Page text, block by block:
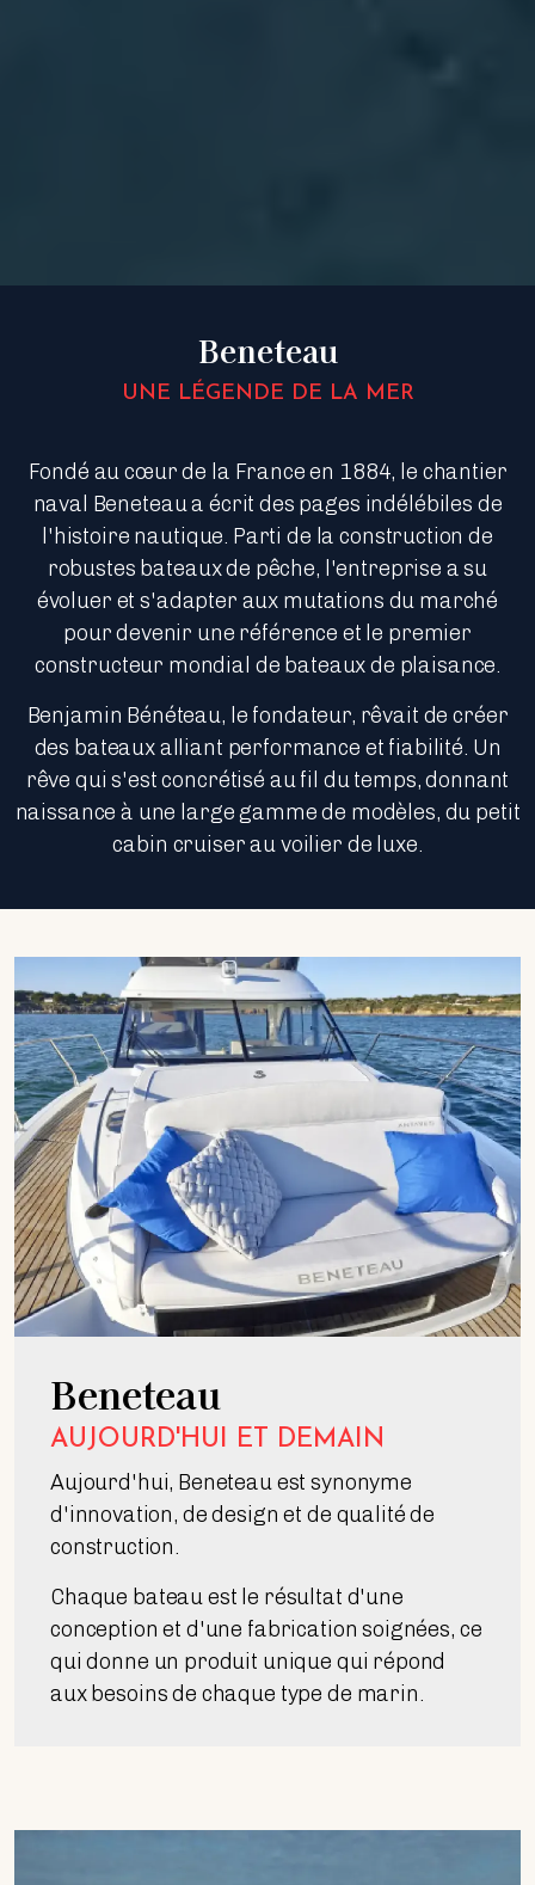
Beneteau
UNE LÉGENDE DE LA MER
Fondé au cœur de la France en 1884, le chantier
naval Beneteau a écrit des pages indélébiles de
l'histoire nautique. Parti de la construction de
robustes bateaux de pêche, l'entreprise a su
évoluer et s'adapter aux mutations du marché
pour devenir une référence et le premier
constructeur mondial de bateaux de plaisance.
Benjamin Bénéteau, le fondateur, rêvait de créer
des bateaux alliant performance et fiabilité. Un
rêve qui s'est concrétisé au fil du temps, donnant
naissance à une large gamme de modèles, du petit
cabin cruiser au voilier de luxe.
Beneteau
AUJOURD'HUI ET DEMAIN
Aujourd'hui, Beneteau est synonyme
d'innovation, de design et de qualité de
construction.
Chaque bateau est le résultat d'une
conception et d'une fabrication soignées, ce
qui donne un produit unique qui répond
aux besoins de chaque type de marin.